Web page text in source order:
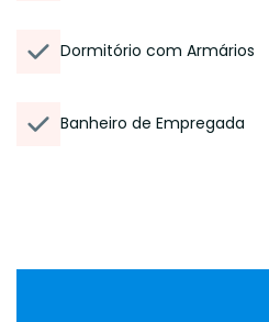
Dormitório com Armários
Banheiro de Empregada